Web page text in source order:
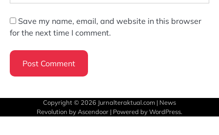
Save my name, email, and website in this browser
for the next time I comment.
Copyright © 2026 Jurnalteraktual.com | News
Revolution by Ascendoor | Powered byWordPress.